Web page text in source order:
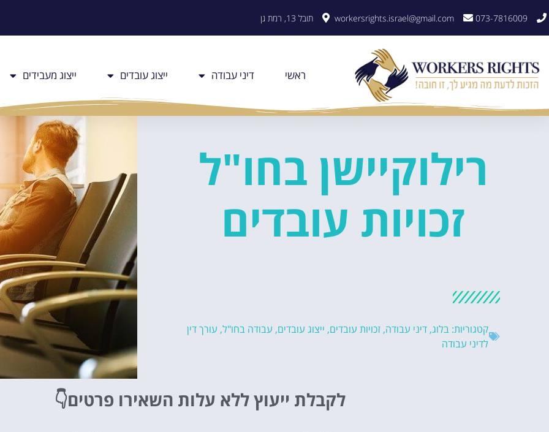
073-7816009
workersrights.israel@gmail.com תובל 13, רמת גן
ראשי דיני עבודה ייצוג עובדים ייצוג מעבידים
רילוקיישן בחו"ל
זכויות עובדים
קטגוריות: בלוג, דיני עבודה, זכויות עובדים, ייצוג עובדים, עבודה בחו"ל, עורך דין
לדיני עבודה
לקבלת ייעוץ ללא עלות השאירו פרטים👇